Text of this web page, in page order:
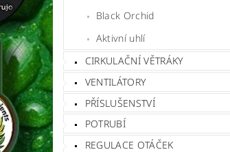
Black Orchid
Aktivní uhlí
CIRKULAČNÍ VĚTRÁKY
VENTILÁTORY
PŘÍSLUŠENSTVÍ
POTRUBÍ
REGULACE OTÁČEK